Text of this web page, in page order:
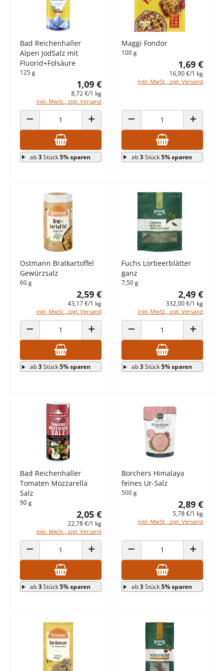
Bad Reichenhaller
Alpen JodSalz mit
Fluorid+Folsäure
125 g
1,09 €
8,72 €/1 kg
inkl. MwSt., zzgl. Versand
ANZAHL VERRINGERN ANZAHL ERHÖHEN
ab3Stück5% sparen
Maggi Fondor
100 g
1,69 €
16,90 €/1 kg
inkl. MwSt., zzgl. Versand
ANZAHL VERRINGERN ANZAHL
ab3Stück5% sparen
Ostmann Bratkartoffel
Gewürzsalz
60 g
2,59 €
43,17 €/1 kg
inkl. MwSt., zzgl. Versand
ANZAHL VERRINGERN ANZAHL ERHÖHEN
ab3Stück5% sparen
Fuchs Lorbeerblätter
ganz
7,50 g
2,49 €
332,00 €/1 kg
inkl. MwSt., zzgl. Versand
ANZAHL VERRINGERN ANZAHL
ab3Stück5% sparen
Bad Reichenhaller
Tomaten Mozzarella
Salz
90 g
2,05 €
22,78 €/1 kg
inkl. MwSt., zzgl. Versand
ANZAHL VERRINGERN ANZAHL ERHÖHEN
ab3Stück5% sparen
Borchers Himalaya
feines Ur-Salz
500 g
2,89 €
5,78 €/1 kg
inkl. MwSt., zzgl. Versand
ANZAHL VERRINGERN ANZAHL
ab3Stück5% sparen